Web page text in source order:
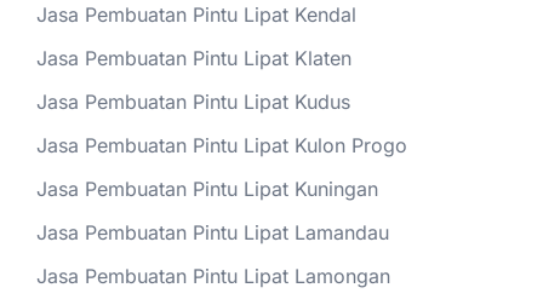
Jasa Pembuatan Pintu Lipat Kendal
Jasa Pembuatan Pintu Lipat Klaten
Jasa Pembuatan Pintu Lipat Kudus
Jasa Pembuatan Pintu Lipat Kulon Progo
Jasa Pembuatan Pintu Lipat Kuningan
Jasa Pembuatan Pintu Lipat Lamandau
Jasa Pembuatan Pintu Lipat Lamongan